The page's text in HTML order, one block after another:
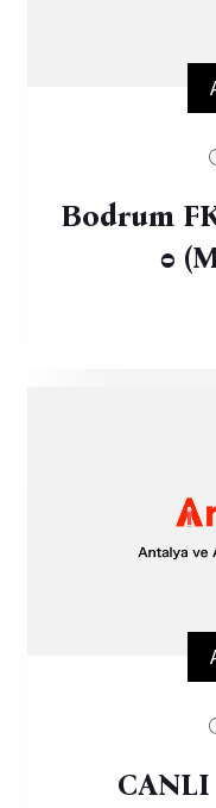
Bodrum
0